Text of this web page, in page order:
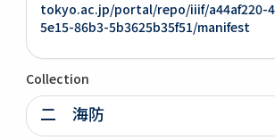
tokyo.ac.jp/portal/repo/iiif/a44af220-
5e15-86b3-5b3625b35f51/manifest
Collection
二 海防